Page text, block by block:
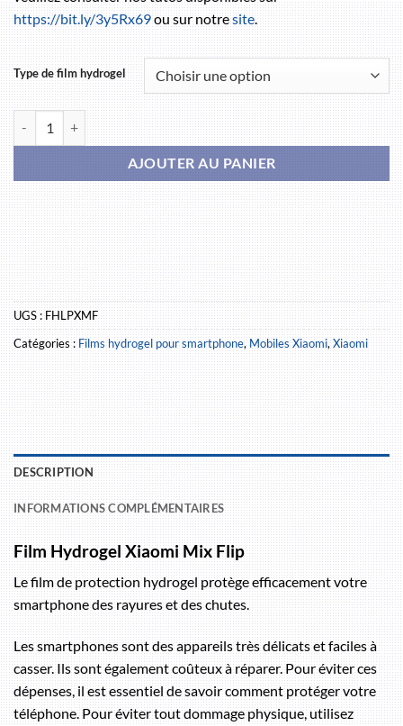
https://bit.ly/3y5Rx69ou sur notresite.
Type de film hydrogel
quantité de Xiaomi Mix Flip
AJOUTER AU PANIER
UGS :FHLPXMF
Catégories :Films hydrogel pour smartphone,Mobiles Xiaomi,Xiaomi
DESCRIPTION
INFORMATIONS COMPLÉMENTAIRES
Film Hydrogel Xiaomi Mix Flip
Le film de protection hydrogel protège efficacement votre
smartphone des rayures et des chutes.
Les smartphones sont des appareils très délicats et faciles à
casser. Ils sont également coûteux à réparer. Pour éviter ces
dépenses, il est essentiel de savoir comment protéger votre
téléphone. Pour éviter tout dommage physique, utilisez